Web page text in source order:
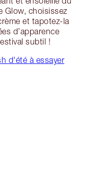
Glow, choisissez
et tapotez-la
d’apparence
subtil !
d'été à essayer